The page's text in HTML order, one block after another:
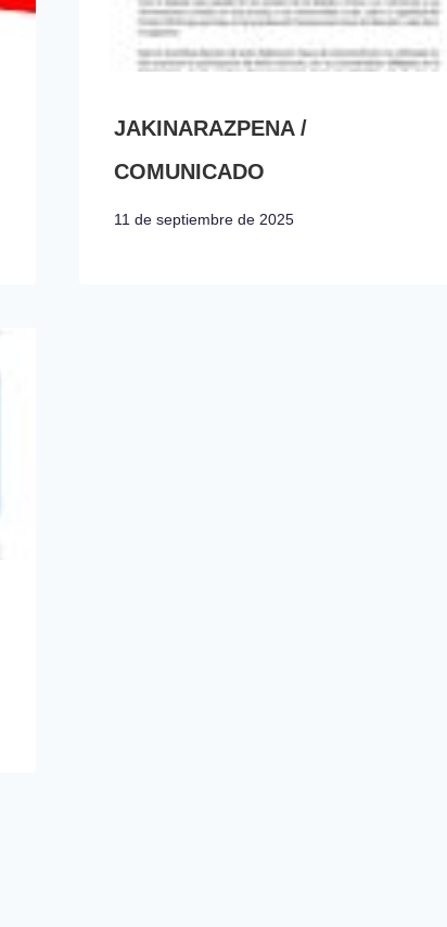
JAKINARAZPENA /
COMUNICADO
11 de septiembre de 2025